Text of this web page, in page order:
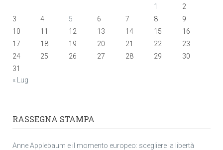
1
2
3
4 5 6 7 8
9
10
11 12 13 14 15
16
17
18 19 20 21 22
23
24
25 26 27 28 29
30
31
« Lug
RASSEGNA STAMPA
Anne Applebaum e il momento europeo: scegliere la libertà